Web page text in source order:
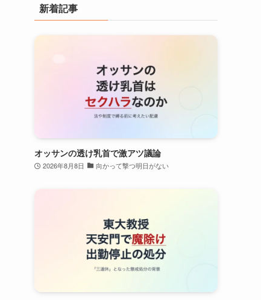
新着記事
オッサンの透け乳首で激アツ議論
2026年8月8日 向かって撃つ明日がない